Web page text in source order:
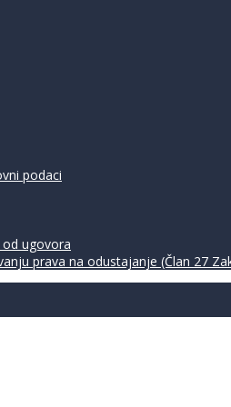
podaci
ugovora
prava na odustajanje (Član 27